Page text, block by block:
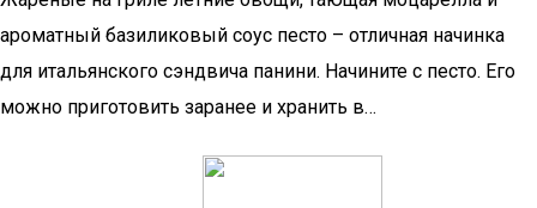
ароматный базиликовый соус песто – отличная начинка
для итальянского сэндвича панини. Начините с песто. Его
можно приготовить заранее и хранить в…